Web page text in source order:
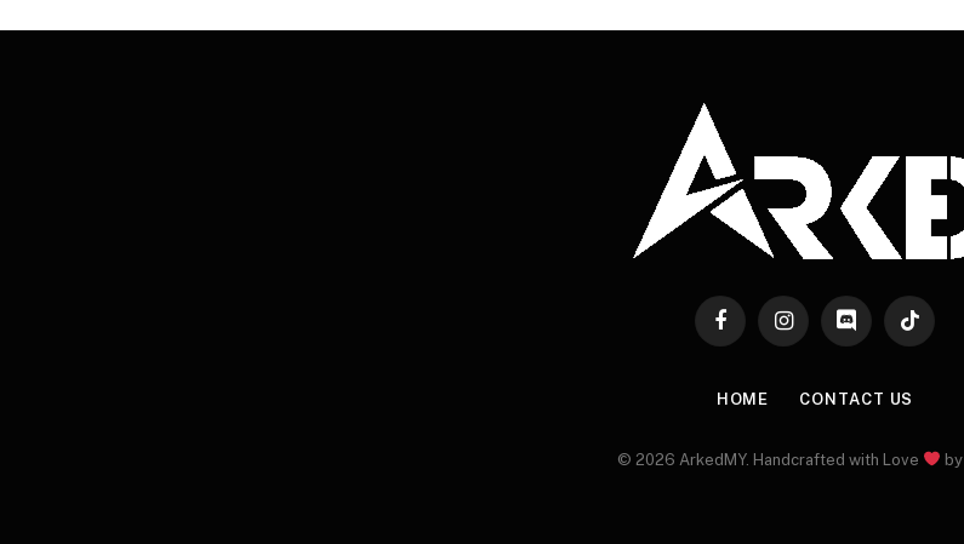
FacebookInstagramDiscord TikTok
HOME CONTACT US
© 2026 ArkedMY. Handcrafted with Love by